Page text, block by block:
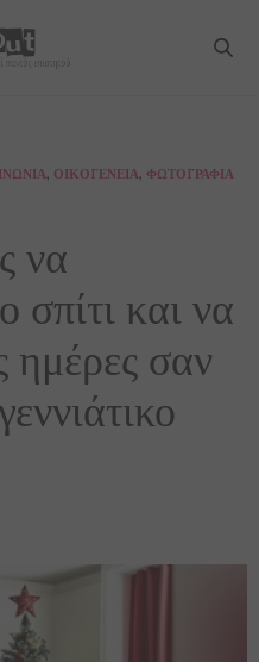
, ΟΙΚΟΓΈΝΕΙΑ, ΦΩΤΟΓΡΑΦΊΑ
να
σπίτι και να
ημέρες σαν